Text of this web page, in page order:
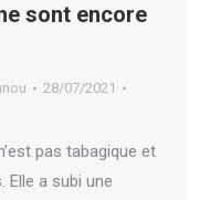
sont encore
28/07/2021
pas tabagique et
Elle a subi une